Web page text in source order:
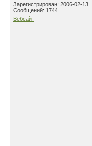
Зарегистрирован: 2006-02-13
Сообщений: 1744
Вебсайт